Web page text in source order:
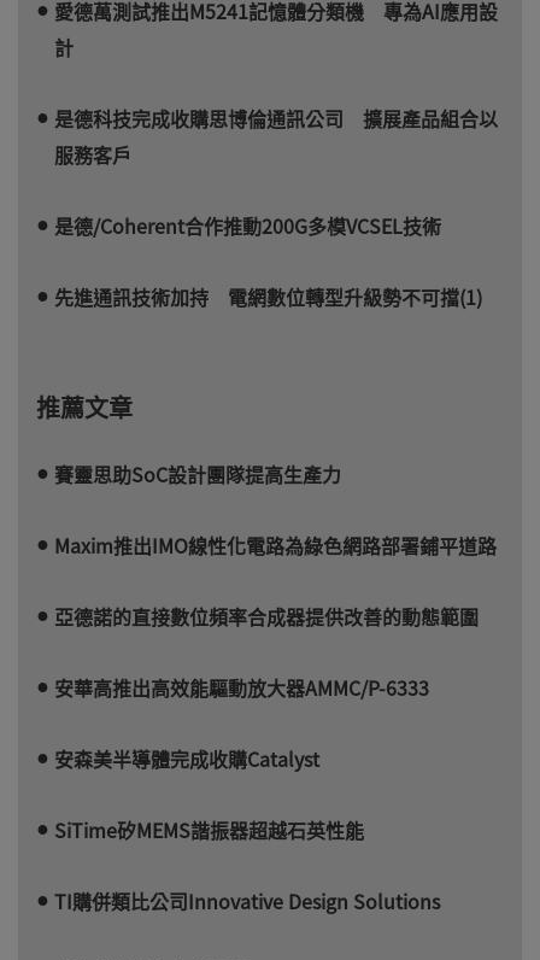
愛德萬測試推出M5241記憶體分類機 專為AI應用設
計
是德科技完成收購思博倫通訊公司 擴展產品組合以
服務客戶
是德/Coherent合作推動200G多模VCSEL技術
先進通訊技術加持 電網數位轉型升級勢不可擋(1)
推薦文章
賽靈思助SoC設計團隊提高生產力
Maxim推出IMO線性化電路為綠色網路部署鋪平道路
亞德諾的直接數位頻率合成器提供改善的動態範圍
安華高推出高效能驅動放大器AMMC/P-6333
安森美半導體完成收購Catalyst
SiTime矽MEMS諧振器超越石英性能
TI購併類比公司Innovative Design Solutions